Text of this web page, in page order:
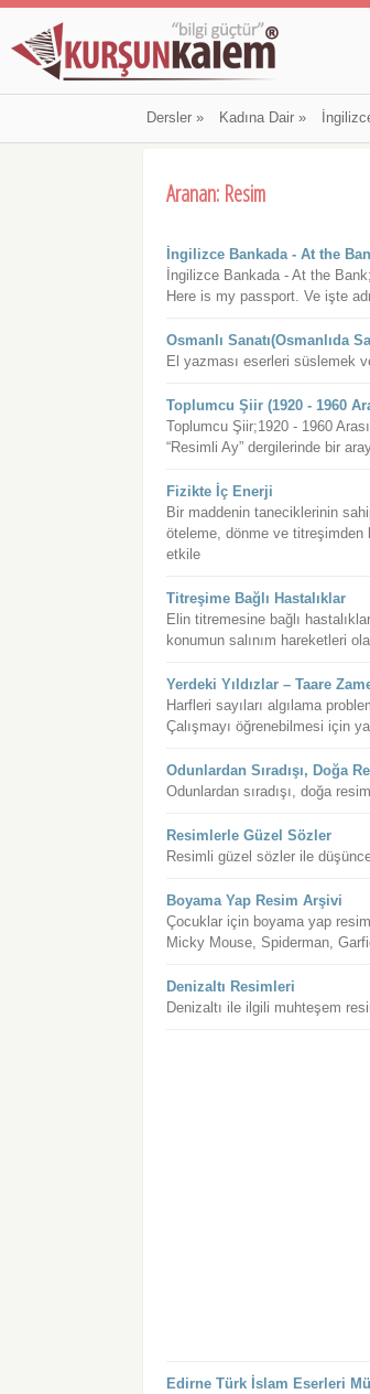
Dersler» Kadına Dair»
Aranan: Resim
İngilizce Bankada - At the
İngilizce Bankada - At the
Here is my passport. Ve işte
Osmanlı Sanatı(Osmanlıda
El yazması eserleri süslemek
Toplumcu Şiir (1920 - 1960
Toplumcu Şiir;1920 - 1960
“Resimli Ay” dergilerinde bir
Fizikte İç Enerji
Bir maddenin taneciklerinin
öteleme, dönme ve
etkile
Titreşime Bağlı Hastalıklar
Elin titremesine bağlı
konumun salınım hareketleri
Yerdeki Yıldızlar – Taare
Harfleri sayıları algılama
Çalışmayı öğrenebilmesi için
Odunlardan Sıradışı, Doğa
Odunlardan sıradışı, doğa
Resimlerle Güzel Sözler
Resimli güzel sözler ile
Boyama Yap Resim Arşivi
Çocuklar için boyama yap
Micky Mouse, Spiderman,
Denizaltı Resimleri
Denizaltı ile ilgili muhteşem
Edirne Türk İslam Eserleri